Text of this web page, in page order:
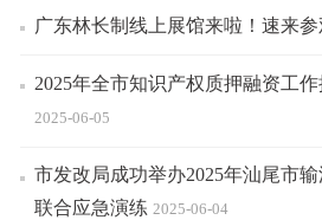
广东林长制线上展馆来啦！速来参
2025年全市知识产权质押融资工
2025-06-05
市发改局成功举办2025年汕尾市
联合应急演练 2025-06-04